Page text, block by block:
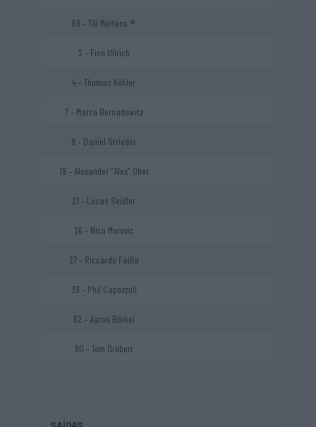
69 – Till Mertens ®
2 – Finn Ullrich
4 – Thomas Köhler
7 – Marco Bernadowitz
9 – Daniel Strieder
19 – Alexander “Alex” Ober
21 – Lucas Seidler
26 – Nico Morovic
27 – Riccardo Failla
39 – Phil Capozzoli
62 – Aaron Börkei
80 – Tom Drübert
SAÍDAS